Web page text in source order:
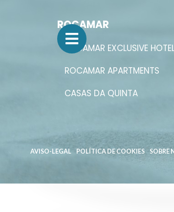
ROCAMAR
ROCAMAR EXCLUSIVE
ROCAMAR APARTMENTS
CASAS DA QUINTA
AVISO-LEGAL POLÍTICA DE COOKIES SOBRE